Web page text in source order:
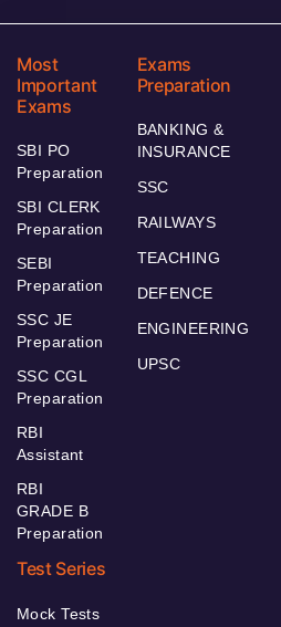
Most
Important
Exams
SBI PO
Preparation
SBI CLERK
Preparation
SEBI
Preparation
SSC JE
Preparation
SSC CGL
Preparation
RBI
Assistant
RBI
GRADE B
Preparation
Exams
Preparation
BANKING &
INSURANCE
SSC
RAILWAYS
TEACHING
DEFENCE
ENGINEERING
UPSC
Test Series
Mock Tests